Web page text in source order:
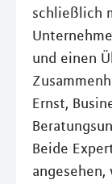
schließlich
und einen
Ernst,
Beide